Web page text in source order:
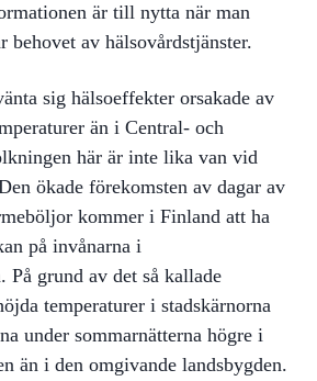
är till nytta när man
behovet av hälsovårdstjänster.
sig hälsoeffekter orsakade av
än i Central- och
här är inte lika van vid
ökade förekomsten av dagar av
kommer i Finland att ha
på invånarna i
På grund av det så kallade
temperaturer i stadskärnorna
under sommarnätterna högre i
än i den omgivande landsbygden.